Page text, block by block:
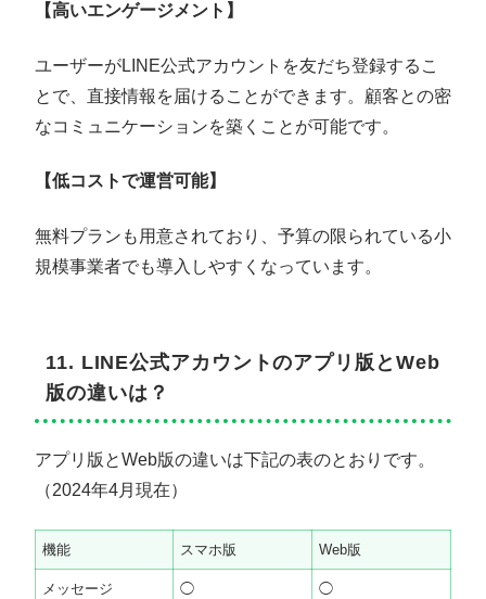
【高いエンゲージメント】
ユーザーがLINE公式アカウントを友だち登録するこ
とで、直接情報を届けることができます。顧客との密
なコミュニケーションを築くことが可能です。
【低コストで運営可能】
無料プランも用意されており、予算の限られている小
規模事業者でも導入しやすくなっています。
11. LINE公式アカウントのアプリ版とWeb
版の違いは？
アプリ版とWeb版の違いは下記の表のとおりです。
（2024年4月現在）
機能 スマホ版 Web版
メッセージ ◯ ◯